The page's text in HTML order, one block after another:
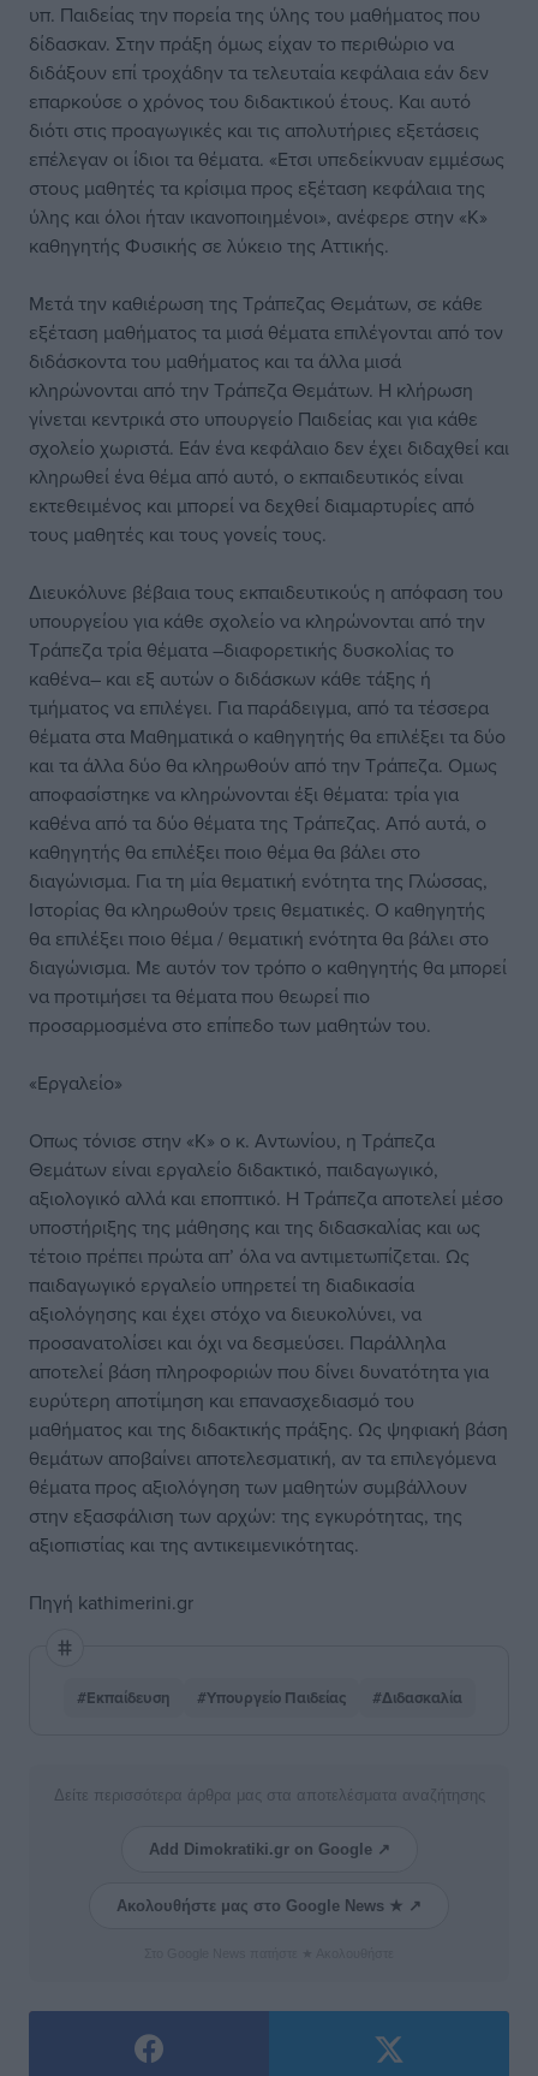
υπ. Παιδείας την πορεία της ύλης του μαθήματος που
δίδασκαν. Στην πράξη όμως είχαν το περιθώριο να
διδάξουν επί τροχάδην τα τελευταία κεφάλαια εάν δεν
επαρκούσε ο χρόνος του διδακτικού έτους. Και αυτό
διότι στις προαγωγικές και τις απολυτήριες εξετάσεις
επέλεγαν οι ίδιοι τα θέματα. «Ετσι υπεδείκνυαν εμμέσως
στους μαθητές τα κρίσιμα προς εξέταση κεφάλαια της
ύλης και όλοι ήταν ικανοποιημένοι», ανέφερε στην «Κ»
καθηγητής Φυσικής σε λύκειο της Αττικής.
Μετά την καθιέρωση της Τράπεζας Θεμάτων, σε κάθε
εξέταση μαθήματος τα μισά θέματα επιλέγονται από τον
διδάσκοντα του μαθήματος και τα άλλα μισά
κληρώνονται από την Τράπεζα Θεμάτων. Η κλήρωση
γίνεται κεντρικά στο υπουργείο Παιδείας και για κάθε
σχολείο χωριστά. Εάν ένα κεφάλαιο δεν έχει διδαχθεί και
κληρωθεί ένα θέμα από αυτό, ο εκπαιδευτικός είναι
εκτεθειμένος και μπορεί να δεχθεί διαμαρτυρίες από
τους μαθητές και τους γονείς τους.
Διευκόλυνε βέβαια τους εκπαιδευτικούς η απόφαση του
υπουργείου για κάθε σχολείο να κληρώνονται από την
Τράπεζα τρία θέματα –διαφορετικής δυσκολίας το
καθένα– και εξ αυτών ο διδάσκων κάθε τάξης ή
τμήματος να επιλέγει. Για παράδειγμα, από τα τέσσερα
θέματα στα Μαθηματικά ο καθηγητής θα επιλέξει τα δύο
και τα άλλα δύο θα κληρωθούν από την Τράπεζα. Ομως
αποφασίστηκε να κληρώνονται έξι θέματα: τρία για
καθένα από τα δύο θέματα της Τράπεζας. Από αυτά, ο
καθηγητής θα επιλέξει ποιο θέμα θα βάλει στο
διαγώνισμα. Για τη μία θεματική ενότητα της Γλώσσας,
Ιστορίας θα κληρωθούν τρεις θεματικές. Ο καθηγητής
θα επιλέξει ποιο θέμα / θεματική ενότητα θα βάλει στο
διαγώνισμα. Με αυτόν τον τρόπο ο καθηγητής θα μπορεί
να προτιμήσει τα θέματα που θεωρεί πιο
προσαρμοσμένα στο επίπεδο των μαθητών του.
«Εργαλείο»
Οπως τόνισε στην «Κ» ο κ. Αντωνίου, η Τράπεζα
Θεμάτων είναι εργαλείο διδακτικό, παιδαγωγικό,
αξιολογικό αλλά και εποπτικό. Η Τράπεζα αποτελεί μέσο
υποστήριξης της μάθησης και της διδασκαλίας και ως
τέτοιο πρέπει πρώτα απ’ όλα να αντιμετωπίζεται. Ως
παιδαγωγικό εργαλείο υπηρετεί τη διαδικασία
αξιολόγησης και έχει στόχο να διευκολύνει, να
προσανατολίσει και όχι να δεσμεύσει. Παράλληλα
αποτελεί βάση πληροφοριών που δίνει δυνατότητα για
ευρύτερη αποτίμηση και επανασχεδιασμό του
μαθήματος και της διδακτικής πράξης. Ως ψηφιακή βάση
θεμάτων αποβαίνει αποτελεσματική, αν τα επιλεγόμενα
θέματα προς αξιολόγηση των μαθητών συμβάλλουν
στην εξασφάλιση των αρχών: της εγκυρότητας, της
αξιοπιστίας και της αντικειμενικότητας.
Πηγή kathimerini.gr
#Εκπαίδευση #Υπουργείο Παιδείας #Διδασκαλία
Δείτε περισσότερα άρθρα μας στα αποτελέσματα αναζήτησης
Add Dimokratiki.gr on Google ↗
Ακολουθήστε μας στο Google News ★ ↗